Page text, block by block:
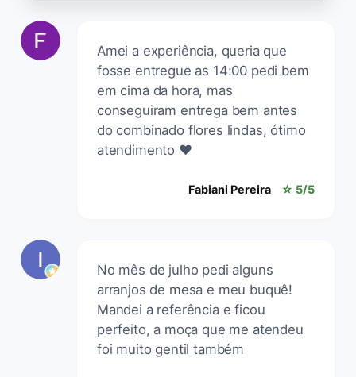
Amei a experiência, queria que
fosse entregue as 14:00 pedi bem
em cima da hora, mas
conseguiram entrega bem antes
do combinado flores lindas, ótimo
atendimento ❤️
Fabiani Pereira ☆ 5/5
No mês de julho pedi alguns
arranjos de mesa e meu buquê!
Mandei a referência e ficou
perfeito, a moça que me atendeu
foi muito gentil também